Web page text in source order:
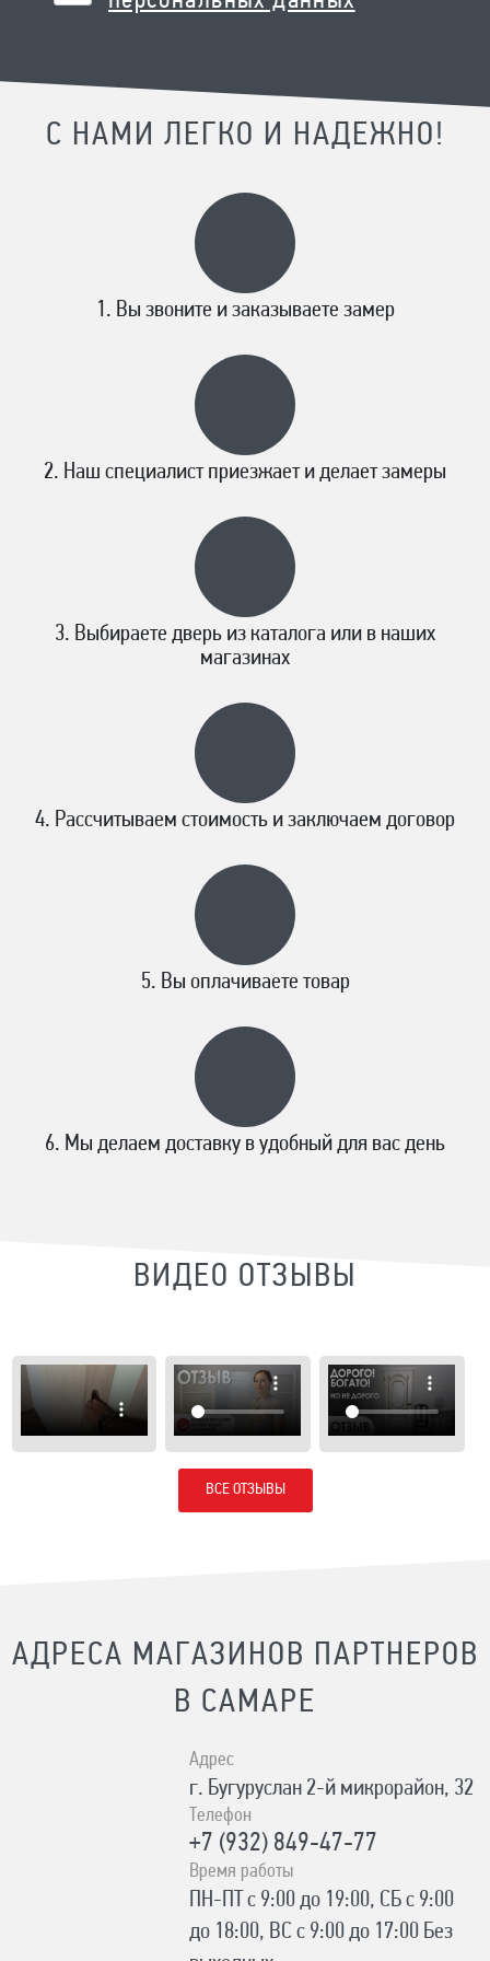
С НАМИ ЛЕГКО И НАДЕЖНО!
Вы звоните и заказываете замер
Наш специалист приезжает и делает замеры
Выбираете дверь из каталога или в наших
магазинах
Рассчитываем стоимость и заключаем договор
Вы оплачиваете товар
Мы делаем доставку в удобный для вас день
ВИДЕО ОТЗЫВЫ
ВСЕ ОТЗЫВЫ
АДРЕСА МАГАЗИНОВ ПАРТНЕРОВ
В САМАРЕ
Адрес
г. Бугуруслан 2-й микрорайон, 32
Телефон
+7 (932) 849-47-77
Время работы
ПН-ПТ с 9:00 до 19:00, СБ с 9:00
до 18:00, ВС с 9:00 до 17:00 Без